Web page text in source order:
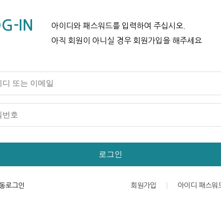
IN
아이디와 패스워드를 입력하여 주십시오.
아직 회원이 아니실 경우 회원가입을 해주세요
로그인
로그인 회원가입 아이디 패스워